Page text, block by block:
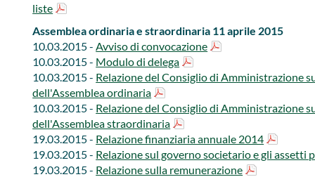
liste
Assemblea ordinaria e straordinaria 11 aprile 2015
10.03.2015 -Avviso di convocazione
10.03.2015 - Modulo di delega
10.03.2015 - Relazione del Consiglio di Amministrazione
dell'Assemblea ordinaria
10.03.2015 - Relazione del Consiglio di Amministrazione
dell'Assemblea straordinaria
19.03.2015 - Relazione finanziaria annuale 2014
19.03.2015 - Relazione sul governo societario e gli assetti
19.03.2015 - Relazione sulla remunerazione